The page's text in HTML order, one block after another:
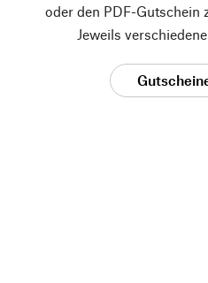
oder den PDF-Gutschein
Jeweils